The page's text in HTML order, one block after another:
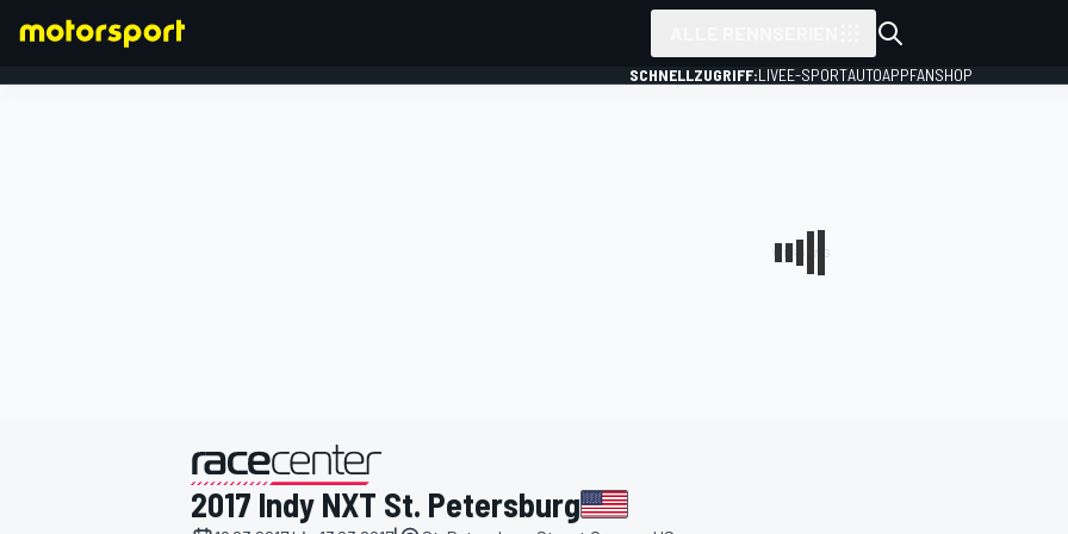
SCHNELLZUGRIFF:LIVEE-SPORTAUTOAPPFANSHOP
2017 Indy NXT St. Petersburg